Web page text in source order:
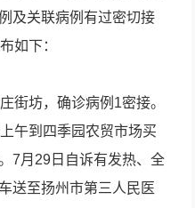
及关联病例有过密切接
如下：
街坊，确诊病例1密接。
午到四季园农贸市场买
7月29日自诉有发热、全
送至扬州市第三人民医